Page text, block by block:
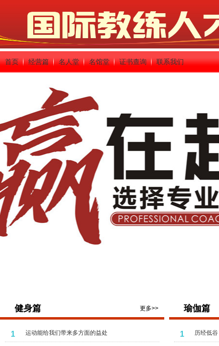
首页 经营篇 名人堂 名馆堂 证书查询 联系我们
健身篇 更多>>
1 运动能给我们带来多方面的益处
瑜伽篇
1 历经低